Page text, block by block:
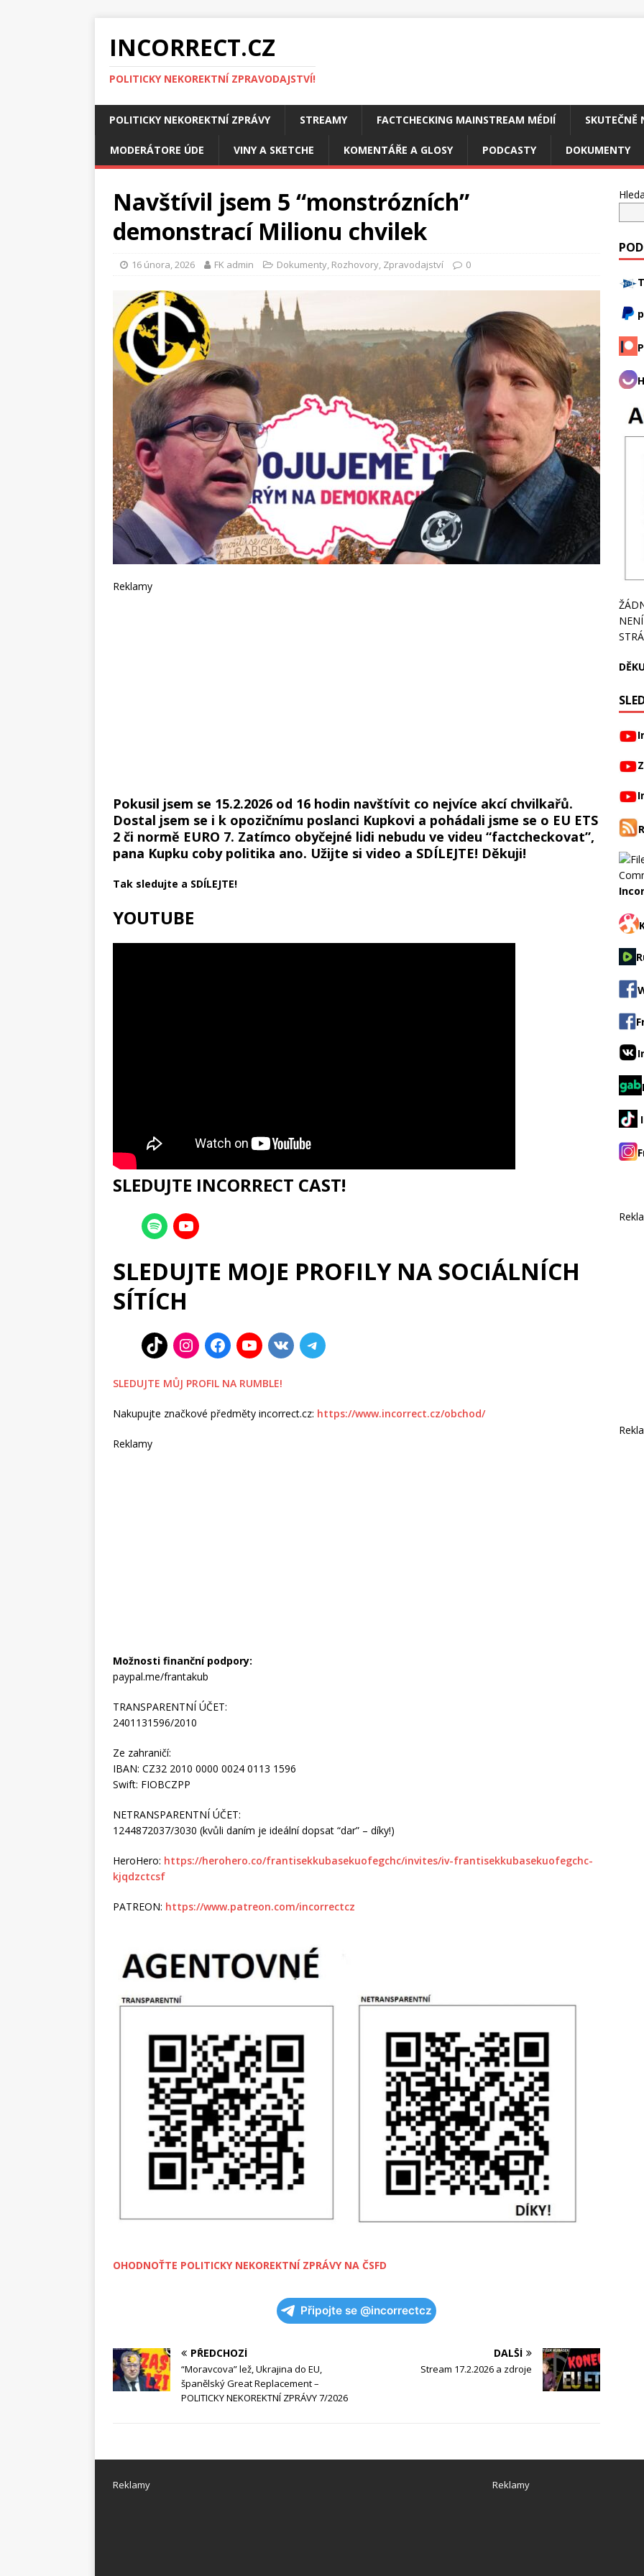
INCORRECT.CZ
POLITICKY NEKOREKTNÍ ZPRAVODAJSTVÍ!
POLITICKY NEKOREKTNÍ ZPRÁVY STREAMY FACTCHECKING MAINSTREAM MÉDIÍ SKUTEČNĚ
MODERÁTORE ÚDE VINY A SKETCHE KOMENTÁŘE A GLOSY PODCASTY DOKUMENTY
Navštívil jsem 5 “monstrózních”
demonstrací Milionu chvilek
16 února, 2026 FK admin Dokumenty, Rozhovory, Zpravodajství 0
Reklamy
Pokusil jsem se 15.2.2026 od 16 hodin navštívit co nejvíce akcí chvilkařů.
Dostal jsem se i k opozičnímu poslanci Kupkovi a pohádali jsme se o EU ETS
2 či normě EURO 7. Zatímco obyčejné lidi nebudu ve videu “factcheckovat”,
pana Kupku coby politika ano. Užijte si video a SDÍLEJTE! Děkuji!
Tak sledujte a SDÍLEJTE!
YOUTUBE
SLEDUJTE INCORRECT CAST!
SLEDUJTE MOJE PROFILY NA SOCIÁLNÍCH
SÍTÍCH
SLEDUJTE MŮJ PROFIL NA RUMBLE!
Nakupujte značkové předměty incorrect.cz: https://www.incorrect.cz/obchod/
Reklamy
Možnosti finanční podpory:
paypal.me/frantakub
TRANSPARENTNÍ ÚČET:
2401131596/2010
Ze zahraničí:
IBAN: CZ32 2010 0000 0024 0113 1596
Swift: FIOBCZPP
NETRANSPARENTNÍ ÚČET:
1244872037/3030 (kvůli daním je ideální dopsat “dar” – díky!)
HeroHero: https://herohero.co/frantisekkubasekuofegchc/invites/iv-frantisekkubasekuofegchc-
kjqdzctcsf
PATREON: https://www.patreon.com/incorrectcz
OHODNOŤTE POLITICKY NEKOREKTNÍ ZPRÁVY NA ČSFD
Připojte se @incorrectcz
PŘEDCHOZÍ
“Moravcova” lež, Ukrajina do EU,
španělský Great Replacement –
POLITICKY NEKOREKTNÍ ZPRÁVY 7/2026
DALŠÍ
Stream 17.2.2026 a zdroje
Reklamy Reklamy